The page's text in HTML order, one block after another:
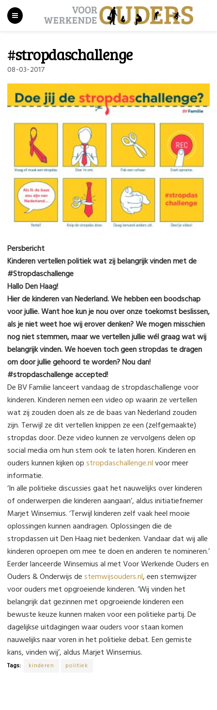
#stropdaschallenge
08-03-2017
Persbericht
Kinderen vertellen politiek wat zij belangrijk vinden met de
#Stropdaschallenge
Hallo Den Haag!
Hier de kinderen van Nederland. We hebben een boodschap
voor jullie. Want hoe kun je nou over onze toekomst beslissen,
als je niet weet hoe wij erover denken? We mogen misschien
nog niet stemmen, maar we vertellen jullie wél graag wat wij
belangrijk vinden. We hoeven toch geen stropdas te dragen
om door jullie gehoord te worden? Nou dan!
#stropdaschallenge accepted!
De BV Familie lanceert vandaag de stropdaschallenge voor
kinderen. Kinderen nemen een video op waarin ze vertellen
wat zij zouden doen als ze de baas van Nederland zouden
zijn. Terwijl ze dit vertellen knippen ze een (zelfgemaakte)
stropdas door. Deze video kunnen ze vervolgens delen op
social media om hun stem ook te laten horen. Kinderen en
ouders kunnen kijken opstropdaschallenge.nlvoor meer
informatie.
‘In alle politieke discussies gaat het nauwelijks over kinderen
of onderwerpen die kinderen aangaan’, aldus initiatiefnemer
Marjet Winsemius. ‘Terwijl kinderen zelf vaak heel mooie
oplossingen kunnen aandragen. Oplossingen die de
stropdassen uit Den Haag niet bedenken. Vandaar dat wij alle
kinderen oproepen om mee te doen en anderen te nomineren.’
Eerder lanceerde Winsemius al met Voor Werkende Ouders en
Ouders & Onderwijs destemwijsouders.nl, een stemwijzer
voor ouders met opgroeiende kinderen. ‘Wij vinden het
belangrijk dat gezinnen met opgroeiende kinderen een
bewuste keuze kunnen maken voor een politieke partij. De
dagelijkse uitdagingen waar ouders voor staan komen
nauwelijks naar voren in het politieke debat. Een gemiste
kans, vinden wij’, aldus Marjet Winsemius.
Tags: kinderen politiek